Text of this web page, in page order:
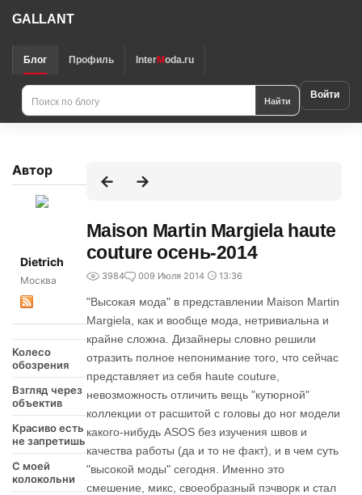
GALLANT
Блог Профиль InterModa.ru
Найти Войти
Автор
Dietrich
Москва
Колесо
обозрения
Взгляд через
объектив
Красиво есть
не запретишь
С моей
колокольни
Maison Martin Margiela haute
couture осень-2014
3984 009 Июля 2014 13:36
"Высокая мода" в представлении Maison Martin
Margiela, как и вообще мода, нетривиальна и
крайне сложна. Дизайнеры словно решили
отразить полное непонимание того, что сейчас
представляет из себя haute couture,
невозможность отличить вещь "кутюрной"
коллекции от расшитой с головы до ног модели
какого-нибудь ASOS без изучения швов и
качества работы (да и то не факт), и в чем суть
"высокой моды" сегодня. Именно это
смешение, микс, своеобразный пэчворк и стал